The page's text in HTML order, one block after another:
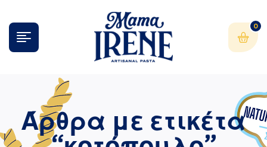
0
Άρθρα με ετικέτα